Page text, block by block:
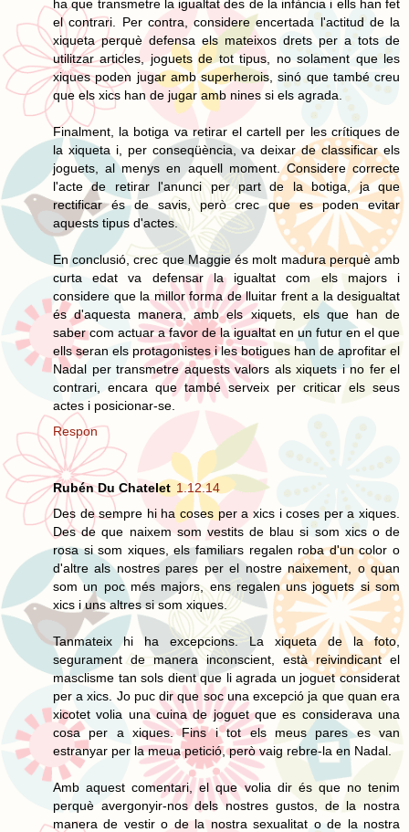
ha que transmetre la igualtat des de la infància i ells han fet
el contrari. Per contra, considere encertada l'actitud de la
xiqueta perquè defensa els mateixos drets per a tots de
utilitzar articles, joguets de tot tipus, no solament que les
xiques poden jugar amb superherois, sinó que també creu
que els xics han de jugar amb nines si els agrada.
Finalment, la botiga va retirar el cartell per les crítiques de
la xiqueta i, per conseqüència, va deixar de classificar els
joguets, al menys en aquell moment. Considere correcte
l'acte de retirar l'anunci per part de la botiga, ja que
rectificar és de savis, però crec que es poden evitar
aquests tipus d'actes.
En conclusió, crec que Maggie és molt madura perquè amb
curta edat va defensar la igualtat com els majors i
considere que la millor forma de lluitar frent a la desigualtat
és d'aquesta manera, amb els xiquets, els que han de
saber com actuar a favor de la igualtat en un futur en el que
ells seran els protagonistes i les botigues han de aprofitar el
Nadal per transmetre aquests valors als xiquets i no fer el
contrari, encara que també serveix per criticar els seus
actes i posicionar-se.
Respon
Rubén Du Chatelet 1.12.14
Des de sempre hi ha coses per a xics i coses per a xiques.
Des de que naixem som vestits de blau si som xics o de
rosa si som xiques, els familiars regalen roba d'un color o
d'altre als nostres pares per el nostre naixement, o quan
som un poc més majors, ens regalen uns joguets si som
xics i uns altres si som xiques.
Tanmateix hi ha excepcions. La xiqueta de la foto,
segurament de manera inconscient, està reivindicant el
masclisme tan sols dient que li agrada un joguet considerat
per a xics. Jo puc dir que soc una excepció ja que quan era
xicotet volia una cuina de joguet que es considerava una
cosa per a xiques. Fins i tot els meus pares es van
estranyar per la meua petició, però vaig rebre-la en Nadal.
Amb aquest comentari, el que volia dir és que no tenim
perquè avergonyir-nos dels nostres gustos, de la nostra
manera de vestir o de la nostra sexualitat o de la nostra